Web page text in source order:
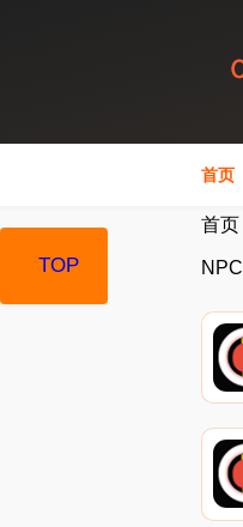
首页
首页
TOP NPC